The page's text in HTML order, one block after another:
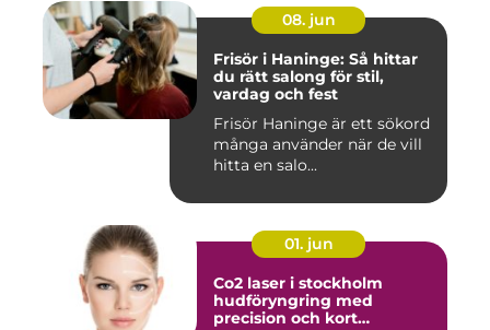
08. jun
Frisör i Haninge: Så hittar
du rätt salong för stil,
vardag och fest
Frisör Haninge är ett sökord
många använder när de vill
hitta en salo...
01. jun
Co2 laser i stockholm
hudföryngring med
precision och kort